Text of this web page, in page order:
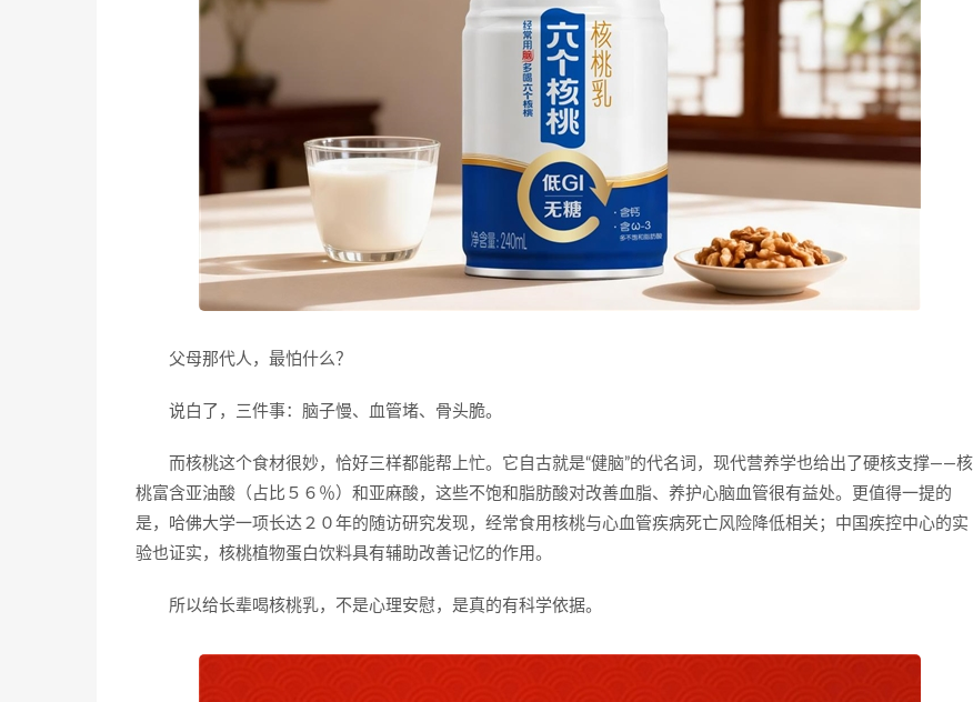
父母那代人，最怕什么？
说白了，三件事：脑子慢、血管堵、骨头脆。
而核桃这个食材很妙，恰好三样都能帮上忙。它自古就是“健脑”的代名词，现代营养学也给出了硬核支撑——核
桃富含亚油酸（占比５６％）和亚麻酸，这些不饱和脂肪酸对改善血脂、养护心脑血管很有益处。更值得一提的
是，哈佛大学一项长达２０年的随访研究发现，经常食用核桃与心血管疾病死亡风险降低相关；中国疾控中心的实
验也证实，核桃植物蛋白饮料具有辅助改善记忆的作用。
所以给长辈喝核桃乳，不是心理安慰，是真的有科学依据。